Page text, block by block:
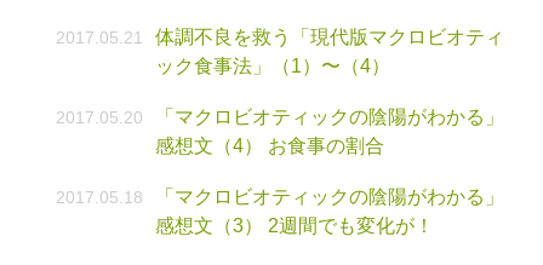
2017.05.21
体調不良を救う「現代版マクロビオティ
ック食事法」（1）〜（4）
2017.05.20
「マクロビオティックの陰陽がわかる」
感想文（4） お食事の割合
2017.05.18
「マクロビオティックの陰陽がわかる」
感想文（3） 2週間でも変化が！